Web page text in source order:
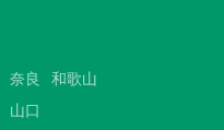
奈良
和歌山
山口